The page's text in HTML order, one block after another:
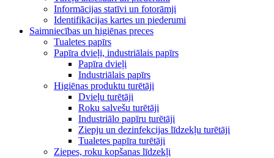
Informācijas statīvi un fotorāmji
Identifikācijas kartes un piederumi
Saimniecības un higiēnas preces
Tualetes papīrs
Papīra dvieļi, industriālais papīrs
Papīra dvieļi
Industriālais papīrs
Higiēnas produktu turētāji
Dvieļu turētāji
Roku salvešu turētāji
Industriālo papīru turētāji
Ziepju un dezinfekcijas līdzekļu turētāji
Tualetes papīra turētāji
Ziepes, roku kopšanas līdzekļi